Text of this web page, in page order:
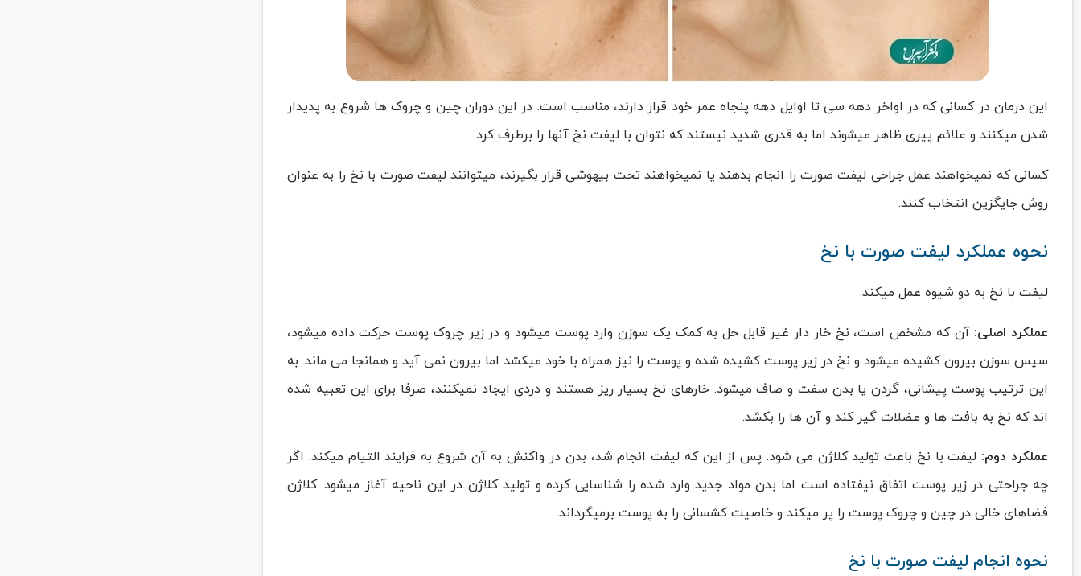
این درمان در کسانی که در اواخر دهه سی تا اوایل دهه پنجاه عمر خود قرار دارند، مناسب است. در این دوران چین و چروک ها شروع به پدیدار
شدن میکنند و علائم پیری ظاهر میشوند اما به قدری شدید نیستند که نتوان با لیفت نخ آنها را برطرف کرد.
کسانی که نمیخواهند عمل جراحی لیفت صورت را انجام بدهند یا نمیخواهند تحت بیهوشی قرار بگیرند، میتوانند لیفت صورت با نخ را به عنوان
روش جایگزین انتخاب کنند.
نحوه عملکرد لیفت صورت با نخ
لیفت با نخ به دو شیوه عمل میکند:
عملکرد اصلی: آن که مشخص است، نخ خار دار غیر قابل حل به کمک یک سوزن وارد پوست میشود و در زیر چروک پوست حرکت داده میشود،
سپس سوزن بیرون کشیده میشود و نخ در زیر پوست کشیده شده و پوست را نیز همراه با خود میکشد اما بیرون نمی آید و همانجا می ماند. به
این ترتیب پوست پیشانی، گردن یا بدن سفت و صاف میشود. خارهای نخ بسیار ریز هستند و دردی ایجاد نمیکنند، صرفا برای این تعبیه شده
اند که نخ به بافت ها و عضلات گیر کند و آن ها را بکشد.
عملکرد دوم: لیفت با نخ باعث تولید کلاژن می شود. پس از این که لیفت انجام شد، بدن در واکنش به آن شروع به فرایند التیام میکند. اگر
چه جراحتی در زیر پوست اتفاق نیفتاده است اما بدن مواد جدید وارد شده را شناسایی کرده و تولید کلاژن در این ناحیه آغاز میشود. کلاژن
فضاهای خالی در چین و چروک پوست را پر میکند و خاصیت کشسانی را به پوست برمیگرداند.
نحوه انجام لیفت صورت با نخ